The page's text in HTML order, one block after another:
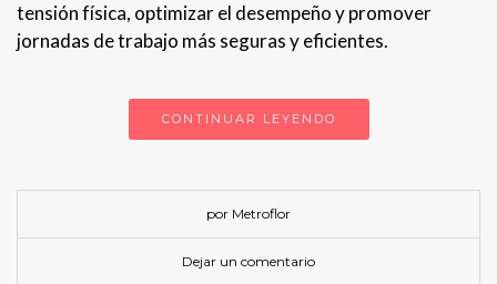
tensión física, optimizar el desempeño y promover
jornadas de trabajo más seguras y eficientes.
CONTINUAR LEYENDO
por Metroflor
Dejar un comentario